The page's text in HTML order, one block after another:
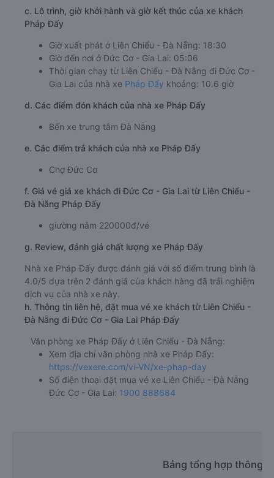
c. Lộ trình, giờ khởi hành và giờ kết thúc của xe khách
Pháp Đấy
Giờ xuất phát ở Liên Chiểu - Đà Nẵng: 18:30
Giờ đến nơi ở Đức Cơ - Gia Lai: 05:06
Thời gian chạy từ Liên Chiểu - Đà Nẵng đi Đức Cơ -
Gia Lai của nhà xe Pháp Đấy khoảng: 10.6 giờ
d. Các điểm đón khách của nhà xe Pháp Đấy
Bến xe trung tâm Đà Nẵng
e. Các điểm trả khách của nhà xe Pháp Đấy
Chợ Đức Cơ
f. Giá vé giá xe khách đi Đức Cơ - Gia Lai từ Liên Chiểu -
Đà Nẵng Pháp Đấy
giường nằm 220000đ/vé
g. Review, đánh giá chất lượng xe Pháp Đấy
Nhà xe Pháp Đấy được đánh giá với số điểm trung bình là
4.0/5 dựa trên 2 đánh giá của khách hàng đã trải nghiệm
dịch vụ của nhà xe này.
h. Thông tin liên hệ, đặt mua vé xe khách từ Liên Chiểu -
Đà Nẵng đi Đức Cơ - Gia Lai Pháp Đấy
Văn phòng xe Pháp Đấy ở Liên Chiểu - Đà Nẵng:
Xem địa chỉ văn phòng nhà xe Pháp Đấy:
https://vexere.com/vi-VN/xe-phap-day
Số điện thoại đặt mua vé xe Liên Chiểu - Đà Nẵng
Đức Cơ - Gia Lai: 1900 888684
Bảng tổng hợp thông